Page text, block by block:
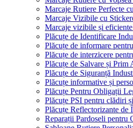
Marcaje Rutiere Perfecte
Marcaje Vizibile cu
Marcaje vizibile și
Plăcuțe de Identificare
Plăcuțe de informare
Plăcuțe de interzicere
Plăcuțe de Salvare și Prim
Plăcuțe de Siguranță
Plăcuțe informative și
Plăcuțe Pentru Obligații
Plăcuțe PSI pentru clădiri
Plăcuțe Reflectorizante de
Reparații Pardoseli pentru